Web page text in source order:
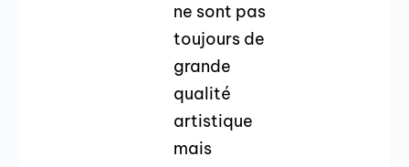
ne sont pas
toujours de
grande
qualité
artistique
mais